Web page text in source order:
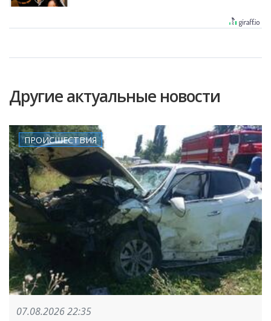
Другие актуальные новости
ПРОИСШЕСТВИЯ
07.08.2026 22:35